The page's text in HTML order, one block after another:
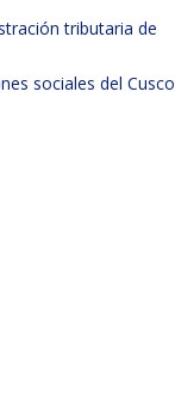
tributaria de
sociales del Cusco